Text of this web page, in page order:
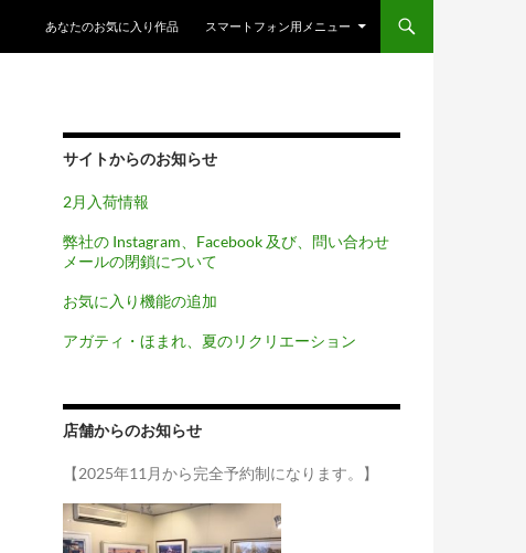
あなたのお気に入り作品
スマートフォン用メニュー
サイトからのお知らせ
2月入荷情報
弊社の Instagram、Facebook 及び、問い合わせ
メールの閉鎖について
お気に入り機能の追加
アガティ・ほまれ、夏のリクリエーション
店舗からのお知らせ
【2025年11月から完全予約制になります。】